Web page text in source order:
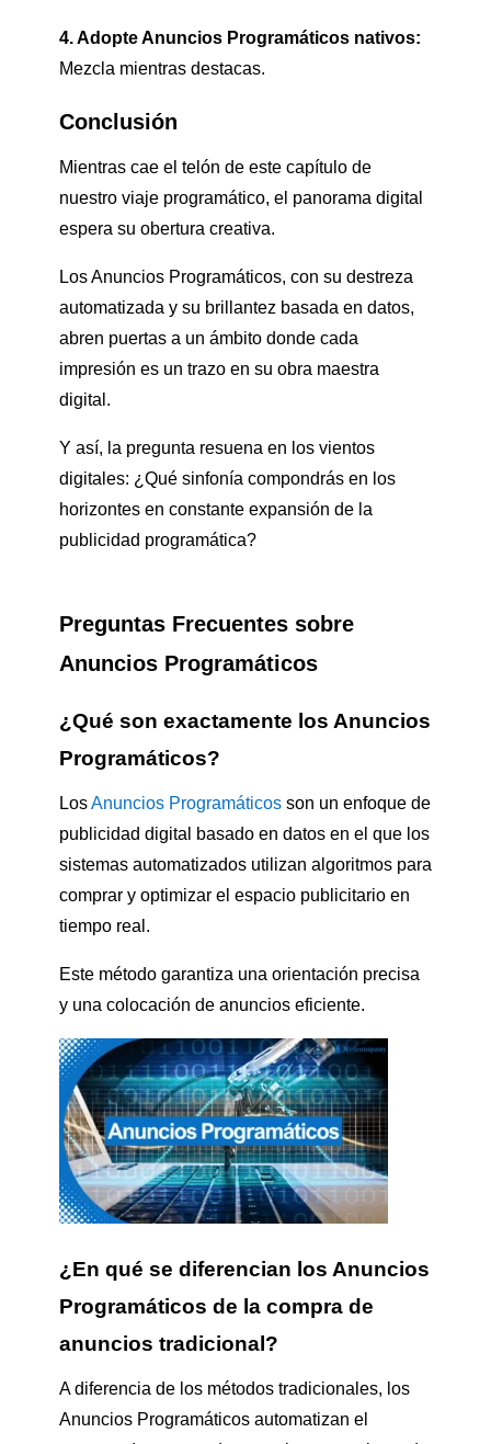
4. Adopte Anuncios Programáticos nativos:
Mezcla mientras destacas.
Conclusión
Mientras cae el telón de este capítulo de
nuestro viaje programático, el panorama digital
espera su obertura creativa.
Los Anuncios Programáticos, con su destreza
automatizada y su brillantez basada en datos,
abren puertas a un ámbito donde cada
impresión es un trazo en su obra maestra
digital.
Y así, la pregunta resuena en los vientos
digitales: ¿Qué sinfonía compondrás en los
horizontes en constante expansión de la
publicidad programática?
Preguntas Frecuentes sobre
Anuncios Programáticos
¿Qué son exactamente los Anuncios
Programáticos?
LosAnuncios Programáticosson un enfoque de
publicidad digital basado en datos en el que los
sistemas automatizados utilizan algoritmos para
comprar y optimizar el espacio publicitario en
tiempo real.
Este método garantiza una orientación precisa
y una colocación de anuncios eficiente.
¿En qué se diferencian los Anuncios
Programáticos de la compra de
anuncios tradicional?
A diferencia de los métodos tradicionales, los
Anuncios Programáticos automatizan el